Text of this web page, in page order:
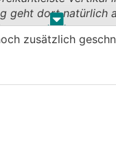
. .
geht dort natürlich
zusätzlich